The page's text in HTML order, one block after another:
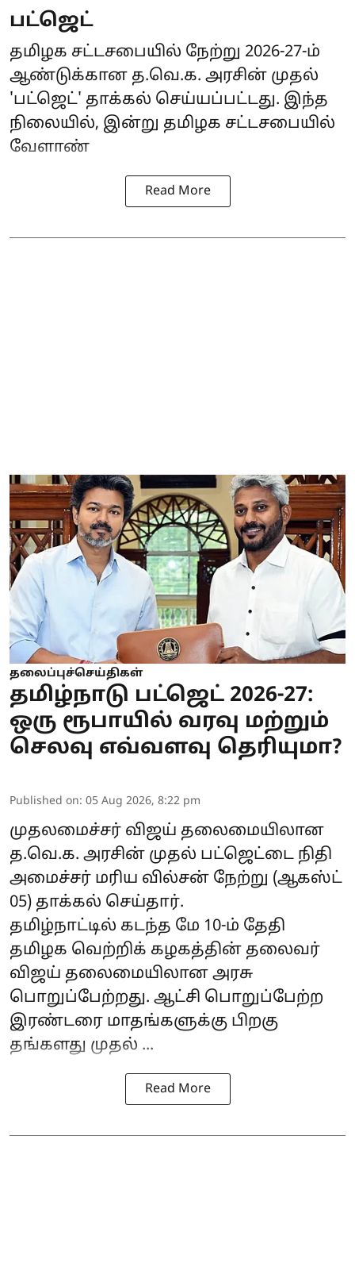
பட்ஜெட்
தமிழக சட்டசபையில் நேற்று 2026-27-ம்
ஆண்டுக்கான த.வெ.க. அரசின் முதல்
'பட்ஜெட்' தாக்கல் செய்யப்பட்டது. இந்த
நிலையில், இன்று தமிழக சட்டசபையில்
வேளாண்
Read More
தலைப்புச்செய்திகள்
தமிழ்நாடு பட்ஜெட் 2026-27:
ஒரு ரூபாயில் வரவு மற்றும்
செலவு எவ்வளவு தெரியுமா?
Published on: 05 Aug 2026, 8:22 pm
முதலமைச்சர் விஜய் தலைமையிலான
த.வெ.க. அரசின் முதல் பட்ஜெட்டை நிதி
அமைச்சர் மரிய வில்சன் நேற்று (ஆகஸ்ட்
05) தாக்கல் செய்தார்.
தமிழ்நாட்டில் கடந்த மே 10-ம் தேதி
தமிழக வெற்றிக் கழகத்தின் தலைவர்
விஜய் தலைமையிலான அரசு
பொறுப்பேற்றது. ஆட்சி பொறுப்பேற்ற
இரண்டரை மாதங்களுக்கு பிறகு
தங்களது முதல் ...
Read More